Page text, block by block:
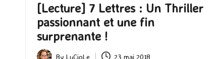
[Lecture] 7 Lettres : Un Thriller
passionnant et une fin
surprenante !
By LuCioLe 23 mai 2018